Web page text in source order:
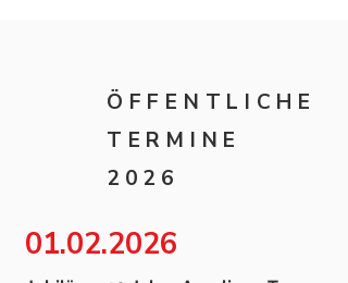
ÖFFENTLICHE
TERMINE
2026
01.02.2026